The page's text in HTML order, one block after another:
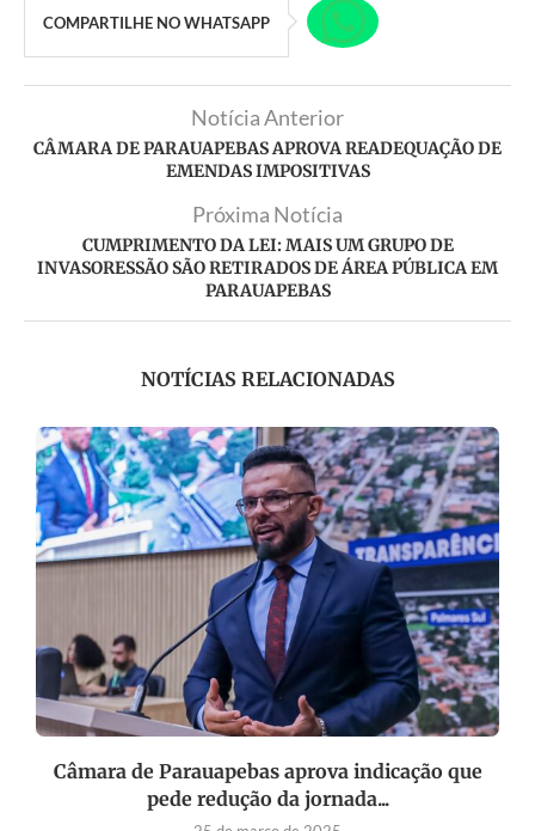
COMPARTILHE NO WHATSAPP
Notícia Anterior
CÂMARA DE PARAUAPEBAS APROVA READEQUAÇÃO DE
EMENDAS IMPOSITIVAS
Próxima Notícia
CUMPRIMENTO DA LEI: MAIS UM GRUPO DE
INVASORESSÃO SÃO RETIRADOS DE ÁREA PÚBLICA EM
PARAUAPEBAS
NOTÍCIAS RELACIONADAS
Câmara de Parauapebas aprova indicação que
pede redução da jornada...